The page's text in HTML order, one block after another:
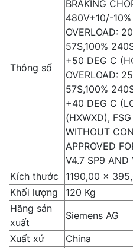
Thông số
BRAKING
480V+10/-
OVERLOAD:
57S,100%
+50 DEG C
OVERLOAD:
57S,100%
+40 DEG C
(HXWXD),
WITHOUT
APPROVED
V4.7 SP9 AND
Kích thước
1190,00 x
Khối lượng
120 Kg
Hãng sản
xuất
Siemens AG
Xuất xứ
China